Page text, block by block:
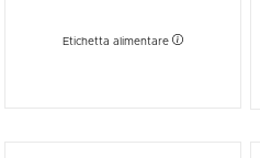
Etichetta alimentare